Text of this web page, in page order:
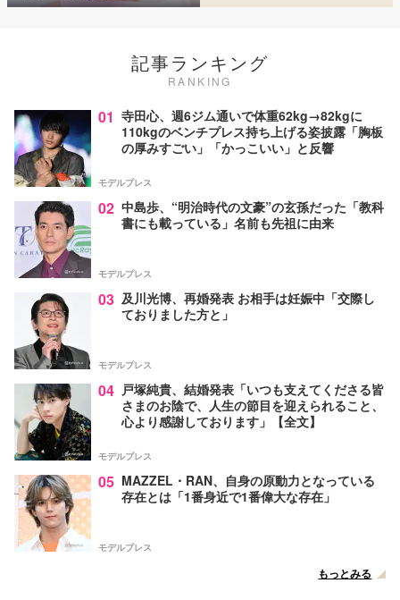
記事ランキング
RANKING
01 寺田心、週6ジム通いで体重62kg→82kgに
110kgのベンチプレス持ち上げる姿披露「胸板
の厚みすごい」「かっこいい」と反響
モデルプレス
02 中島歩、“明治時代の文豪”の玄孫だった「教科
書にも載っている」名前も先祖に由来
モデルプレス
03 及川光博、再婚発表 お相手は妊娠中「交際し
ておりました方と」
モデルプレス
04 戸塚純貴、結婚発表「いつも支えてくださる皆
さまのお陰で、人生の節目を迎えられること、
心より感謝しております」【全文】
モデルプレス
05 MAZZEL・RAN、自身の原動力となっている
存在とは「1番身近で1番偉大な存在」
モデルプレス
もっとみる